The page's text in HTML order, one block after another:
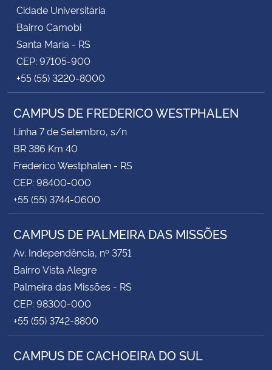
Cidade Universitária
Bairro Camobi
Santa Maria - RS
CEP: 97105-900
+55 (55) 3220-8000
CAMPUS DE FREDERICO WESTPHALEN
Linha 7 de Setembro, s/n
BR 386 Km 40
Frederico Westphalen - RS
CEP: 98400-000
+55 (55) 3744-0600
CAMPUS DE PALMEIRA DAS MISSÕES
Av. Independência, nº 3751
Bairro Vista Alegre
Palmeira das Missões - RS
CEP: 98300-000
+55 (55) 3742-8800
CAMPUS DE CACHOEIRA DO SUL